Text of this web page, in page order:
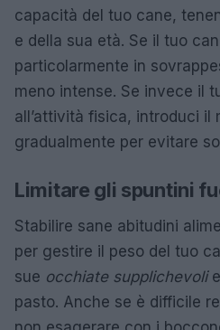
capacità del tuo cane,
e della sua età. Se il tuo
particolarmente in
meno intense. Se invece il
all’attività fisica, introduci il
gradualmente per evitare
Limitare gli spuntini
Stabilire sane abitudini
per gestire il peso del tuo
sue occhiate supplichevolie
pasto. Anche se è difficile